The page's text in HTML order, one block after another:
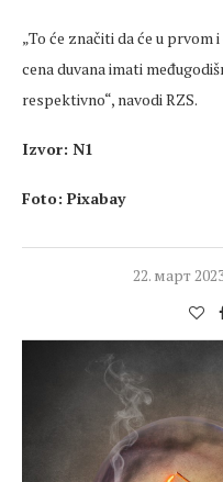
„To će značiti da će u prvom
cena duvana imati
respektivno“, navodi RZS.
Izvor: N1
Foto: Pixabay
22. март